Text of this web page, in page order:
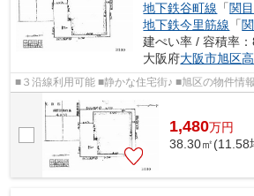
地下鉄谷町線 「関
地下鉄今里筋線 「
建ぺい率 / 容積率
大阪府大阪市旭区
■３沿線利用可能 ■静かな住宅街♪ ■旭区の物件情
1,480万円
38.30㎡(11.58